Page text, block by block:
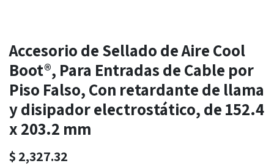
Accesorio de Sellado de Aire Cool
Boot®, Para Entradas de Cable por
Piso Falso, Con retardante de llama
y disipador electrostático, de 152.4
x 203.2 mm
$ 2,327.32